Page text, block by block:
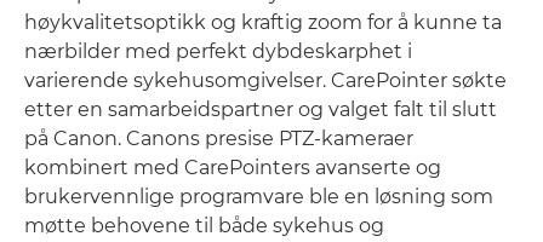
høykvalitetsoptikk og kraftig zoom for å kunne ta
nærbilder med perfekt dybdeskarphet i
varierende sykehusomgivelser. CarePointer søkte
etter en samarbeidspartner og valget falt til slutt
på Canon. Canons presise PTZ-kameraer
kombinert med CarePointers avanserte og
brukervennlige programvare ble en løsning som
møtte behovene til både sykehus og